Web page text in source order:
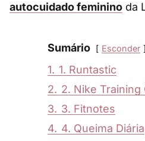
autocuidado feminino da
Sumário Esconder
1. 1. Runtastic
2. 2. Nike Training
3. 3. Fitnotes
4. 4. Queima Diária